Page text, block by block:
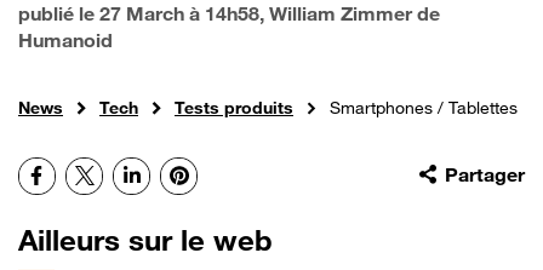
publié le 27 March à 14h58, William Zimmer de
Humanoid
News Tech Tests produits Smartphones / Tablettes
Partager
Facebook
X LinkedInPinterest
Ailleurs sur le web